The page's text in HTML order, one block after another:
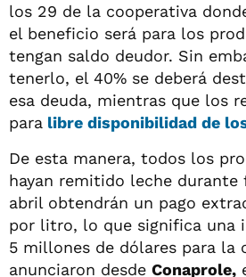
los 29 de la cooperativa
el beneficio será para los
tengan saldo deudor. Sin
tenerlo, el 40% se deberá
esa deuda, mientras que los
para libre disponibilidad de
De esta manera, todos los
hayan remitido leche durante
abril obtendrán un pago
por litro, lo que significa una
5 millones de dólares para la
anunciaron desde Conaprole,